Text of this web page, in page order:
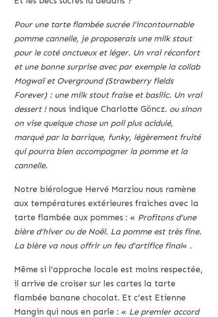
Pour une tarte flambée sucrée l’incontournable
pomme cannelle, je proposerais une milk stout
pour le coté onctueux et léger. Un vrai réconfort
et une bonne surprise avec par exemple la collab
Mogwaï et Overground (Strawberry fields
Forever) : une milk stout fraise et basilic. Un vrai
dessert !nous indique Charlotte Göncz. ou sinon
on vise quelque chose un poil plus acidulé,
marqué par la barrique, funky, légèrement fruité
qui pourra bien accompagner la pomme et la
cannelle.
Notre biérologue Hervé Marziou nous ramène
aux températures extérieures fraiches avec la
tarte flambée aux pommes : « Profitons d’une
bière d’hiver ou de Noël. La pomme est très fine.
La bière va nous offrir un feu d’artifice final« .
Même si l’approche locale est moins respectée,
il arrive de croiser sur les cartes la tarte
flambée banane chocolat. Et c’est Etienne
Mangin qui nous en parle : « Le premier accord